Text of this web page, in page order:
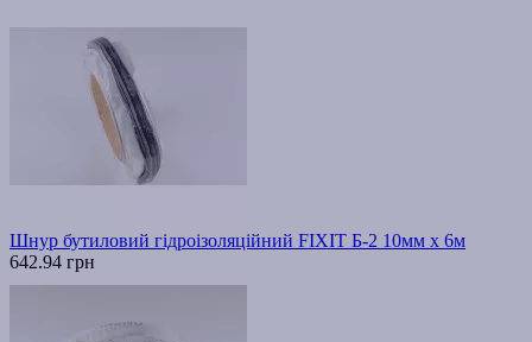
Шнур бутиловий гідроізоляційний FIXIT Б-2 10мм х 6м
642.94 грн